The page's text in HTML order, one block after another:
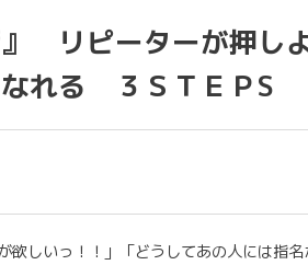
』 リピーターが押し
れる ３ＳＴＥＰS
欲しいっ！！」「どうしてあの人には指